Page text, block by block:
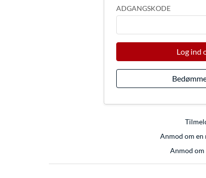
ADGANGSKODE
Log ind
Anmod om en
Anmod om